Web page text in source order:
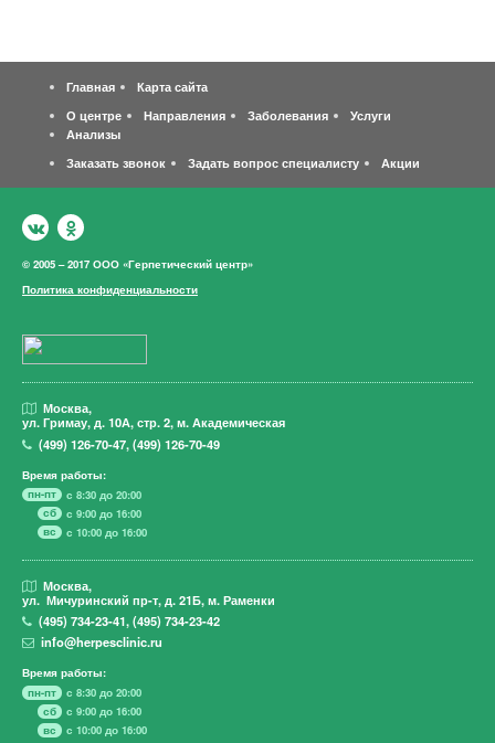
Главная
Карта сайта
О центре
Направления Заболевания
Услуги
Анализы
Заказать звонок
Задать вопрос специалисту Акции
© 2005 – 2017 ООО «Герпетический центр»
Политика конфиденциальности
Москва,
ул. Гримау,д. 10А, стр. 2, м. Академическая
(499)126-70-47,(499)126-70-49
Время работы:
пн-пт
с 8:30 до 20:00
сб
с 9:00 до 16:00
вс
с 10:00 до 16:00
Москва,
ул. Мичуринский пр-т, д. 21Б, м. Раменки
(495)734-23-41,(495)734-23-42
info@herpesclinic.ru
Время работы:
пн-пт
с 8:30 до 20:00
сб
с 9:00 до 16:00
вс
с 10:00 до 16:00